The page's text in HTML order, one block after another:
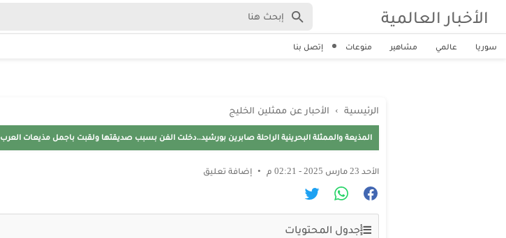
الأخبار العالمية
سوريا عالمي مشاهير منوعات إتصل بنا
الرئيسية › الأحبار عن ممثلين الخليج
المذيعة والممثلة البحرينية الراحلة صابرين بورشيد..دخلت الفن بسبب صديقتها ولقبت باجمل مذيعات العرب
الأحد 23 مارس 2025 - 02:21 م إضافة تعليق
جدول المحتويات